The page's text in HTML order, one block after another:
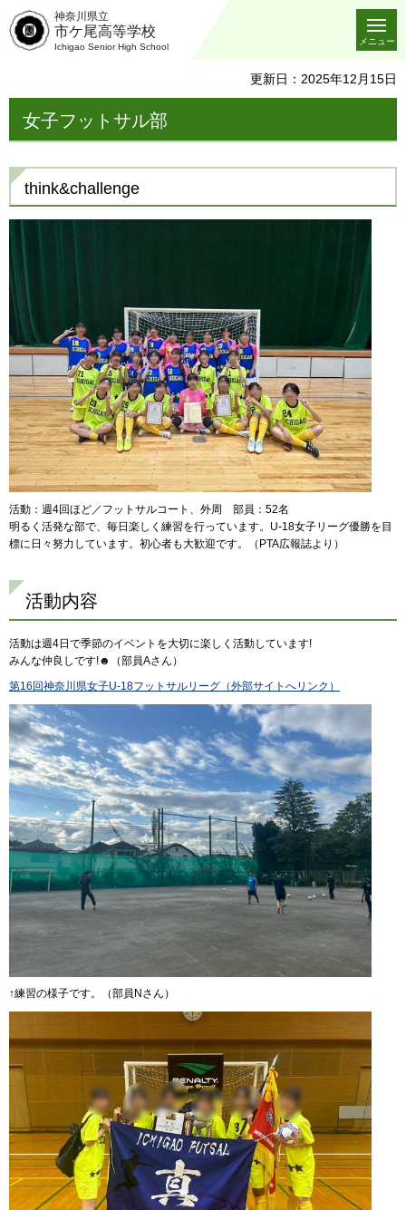
神奈川県立
市ケ尾高等学校
Ichigao Senior High School
メニュー
更新日：2025年12月15日
女子フットサル部
think&challenge
活動：週4回ほど／フットサルコート、外周 部員：52名
明るく活発な部で、毎日楽しく練習を行っています。U-18女子リーグ優勝を目
標に日々努力しています。初心者も大歓迎です。（PTA広報誌より）
活動内容
活動は週4日で季節のイベントを大切に楽しく活動しています!
みんな仲良しです!☻（部員Aさん）
第16回神奈川県女子U-18フットサルリーグ（外部サイトへリンク）
↑練習の様子です。（部員Nさん）